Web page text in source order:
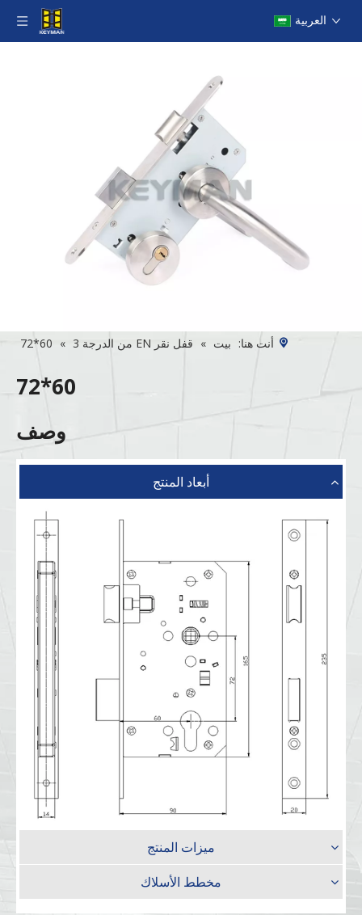
العربية
أنت هنا: بيت » قفل نقر EN من الدرجة 3 »
60*72
60*72
وصف
أبعاد المنتج
ميزات المنتج
مخطط الأسلاك